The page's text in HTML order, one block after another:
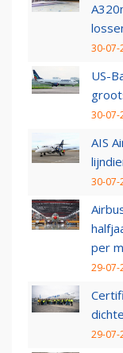
30-07-
US-
30-07-
AIS
30-07-
per
29-07-
29-07-